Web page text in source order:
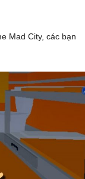
Mad City, các bạn